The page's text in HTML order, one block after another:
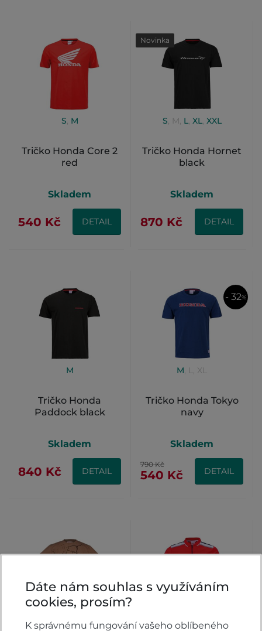
S, M
Tričko Honda Core 2
red
Skladem
540 Kč DETAIL
S, M, L, XL, XXL
Tričko Honda Hornet
black
Novinka
Skladem
870 Kč DETAIL
M
Tričko Honda
Paddock black
Skladem
840 Kč DETAIL
M, L, XL
Tričko Honda Tokyo
navy
- 32%
Skladem
790 Kč
540 Kč DETAIL
, M
Dáte nám souhlas s využíváním
cookies, prosím?
K správnému fungování vašeho oblíbeného